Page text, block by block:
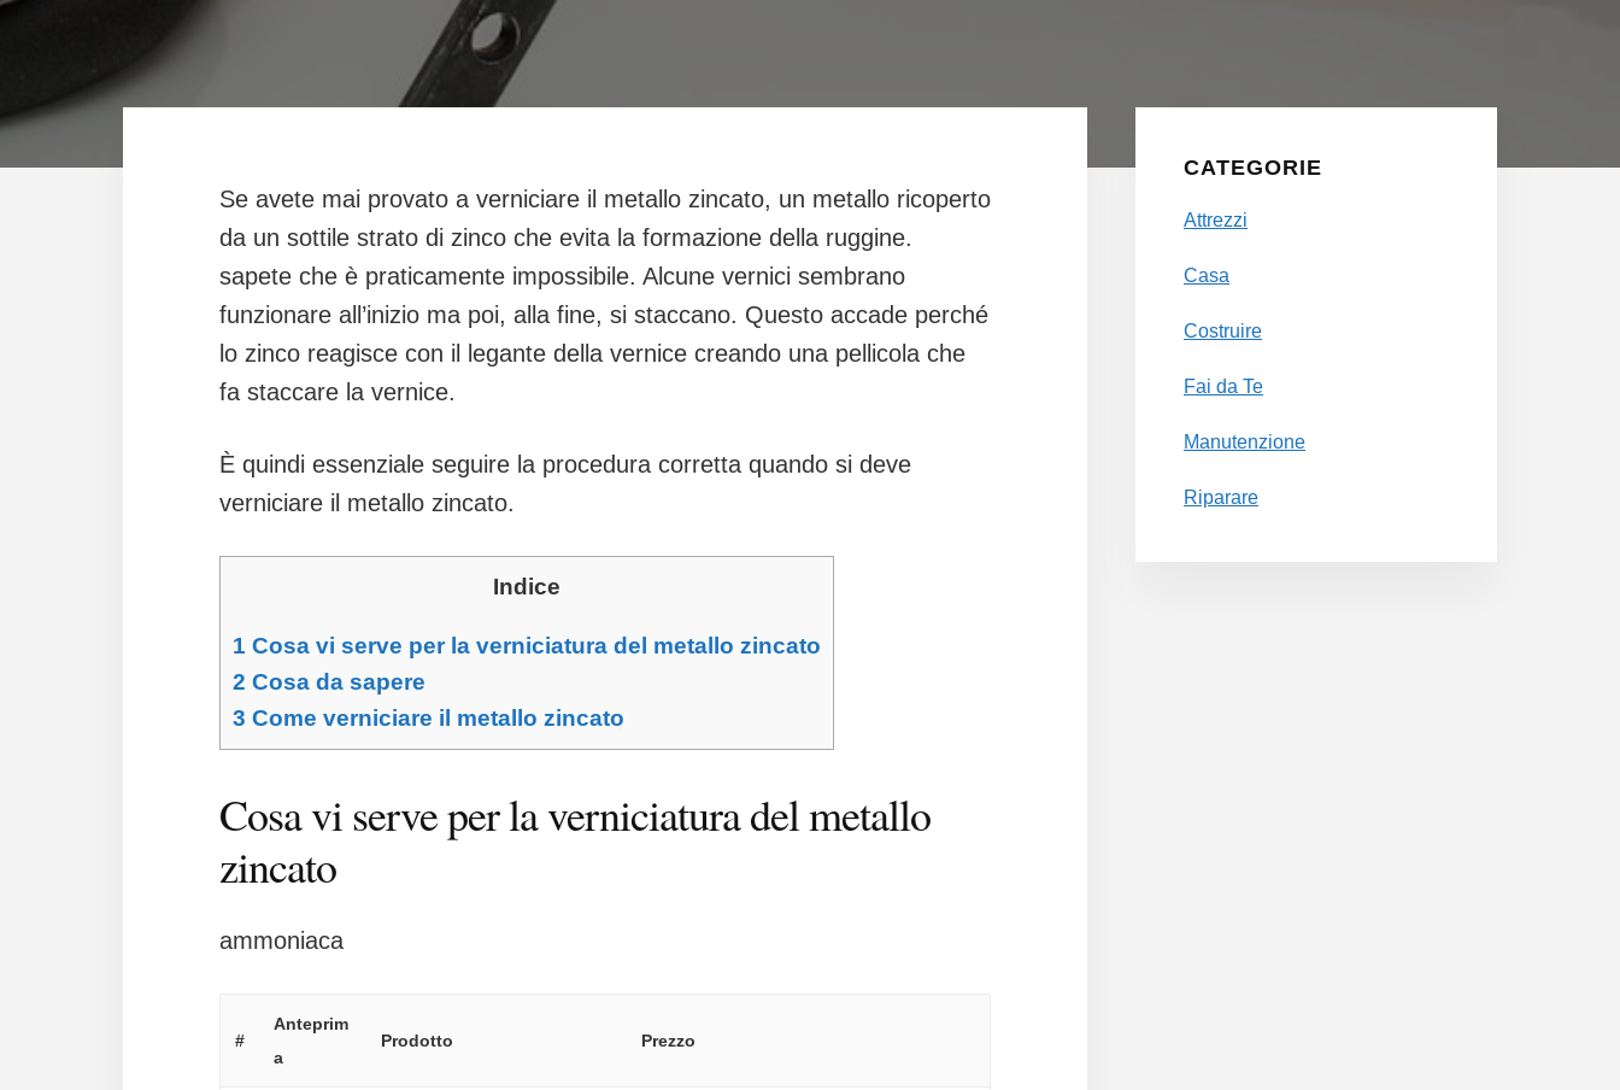
Se avete mai provato a verniciare il metallo zincato, un metallo ricoperto
da un sottile strato di zinco che evita la formazione della ruggine.
sapete che è praticamente impossibile. Alcune vernici sembrano
funzionare all’inizio ma poi, alla fine, si staccano. Questo accade perché
lo zinco reagisce con il legante della vernice creando una pellicola che
fa staccare la vernice.
È quindi essenziale seguire la procedura corretta quando si deve
verniciare il metallo zincato.
Indice
1 Cosa vi serve per la verniciatura del metallo zincato
2 Cosa da sapere
3 Come verniciare il metallo zincato
Cosa vi serve per la verniciatura del metallo
zincato
ammoniaca
#
Anteprim
a
Prodotto Prezzo
Sidebar
CATEGORIE
Attrezzi
Casa
Costruire
Fai da Te
Manutenzione
Riparare